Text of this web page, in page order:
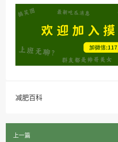
减肥百科
上一篇